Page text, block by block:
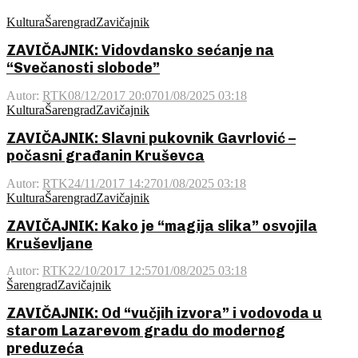
KulturaŠarengradZavičajnik
ZAVIČAJNIK: Vidovdansko sećanje na
“Svečanosti slobode”
Autor: RTK08/12/2017 20:0701/08/2025 03:18
KulturaŠarengradZavičajnik
ZAVIČAJNIK: Slavni pukovnik Gavrlović –
počasni građanin Kruševca
Autor: RTK24/11/2017 14:2701/08/2025 03:18
KulturaŠarengradZavičajnik
ZAVIČAJNIK: Kako je “magija slika” osvojila
Kruševljane
Autor: RTK22/10/2017 12:5701/08/2025 03:18
ŠarengradZavičajnik
ZAVIČAJNIK: Od “vučjih izvora” i vodovoda u
starom Lazarevom gradu do modernog
preduzeća